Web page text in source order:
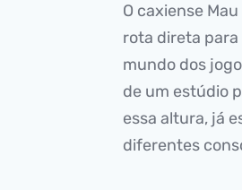
O caxiense
rota direta
mundo dos
de um estúdio
essa altura, já
diferentes